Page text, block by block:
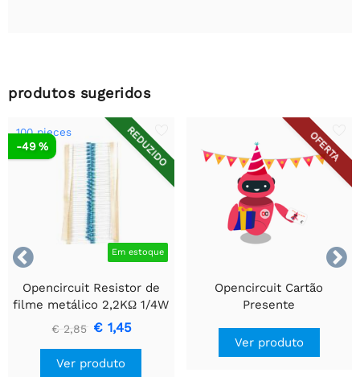
produtos sugeridos


REDUZIDO
100 pieces
Em estoque
-49 %
Opencircuit Resistor de
filme metálico 2,2KΩ 1/4W
- 100 peças
€ 2,85 € 1,45
Ver produto
OFERTA
Opencircuit Cartão
Presente
Ver produto